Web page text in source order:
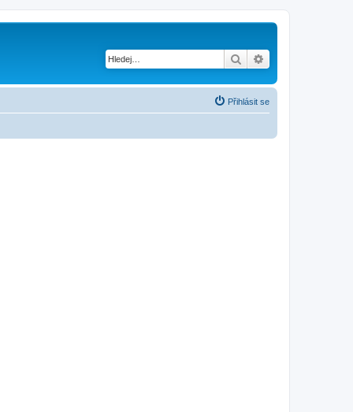
Hledat
Přihlásit se